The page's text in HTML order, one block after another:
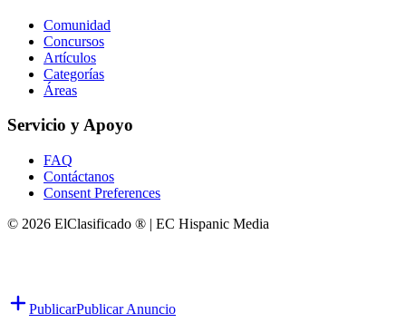
Comunidad
Concursos
Artículos
Categorías
Áreas
Servicio y Apoyo
FAQ
Contáctanos
Consent Preferences
© 2026 ElClasificado ® | EC Hispanic Media
PublicarPublicar Anuncio